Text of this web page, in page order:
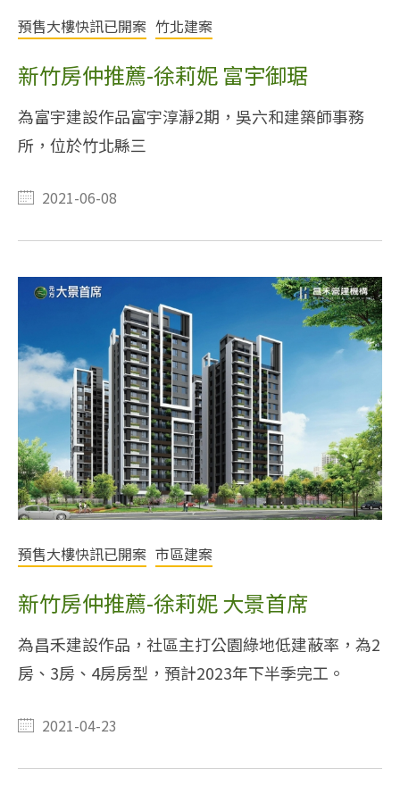
預售大樓快訊已開案 竹北建案
新竹房仲推薦-徐莉妮 富宇御琚
為富宇建設作品富宇淳瀞2期，吳六和建築師事務
所，位於竹北縣三
2021-06-08
預售大樓快訊已開案 市區建案
新竹房仲推薦-徐莉妮 大景首席
為昌禾建設作品，社區主打公園綠地低建蔽率，為2
房、3房、4房房型，預計2023年下半季完工。
2021-04-23